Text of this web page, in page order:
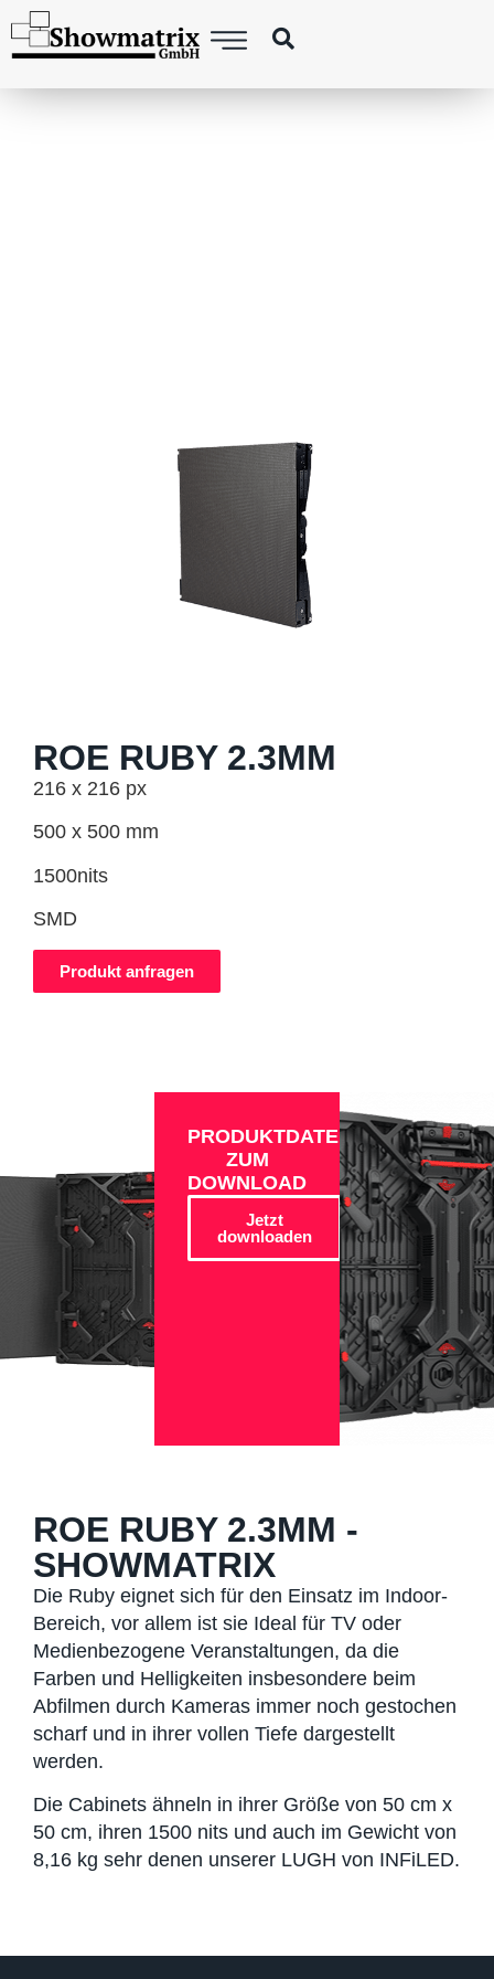
ROE RUBY 2.3MM
216 x 216 px
500 x 500 mm
1500nits
SMD
Produkt anfragen
PRODUKTDATEN
ZUM
DOWNLOAD
Jetzt
downloaden
ROE RUBY 2.3MM -
SHOWMATRIX
Die Ruby eignet sich für den Einsatz im Indoor-
Bereich, vor allem ist sie Ideal für TV oder
Medienbezogene Veranstaltungen, da die
Farben und Helligkeiten insbesondere beim
Abfilmen durch Kameras immer noch gestochen
scharf und in ihrer vollen Tiefe dargestellt
werden.
Die Cabinets ähneln in ihrer Größe von 50 cm x
50 cm, ihren 1500 nits und auch im Gewicht von
8,16 kg sehr denen unserer LUGH von INFiLED.